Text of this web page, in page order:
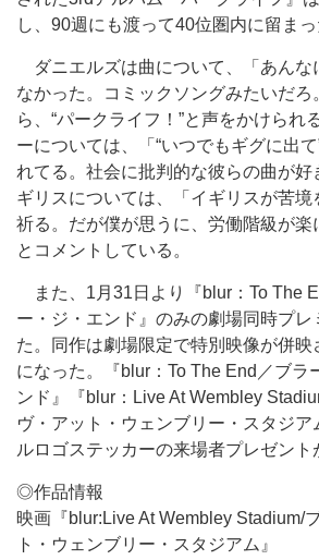
し、90週にも渡って40位圏内に留まっ
ダニエルズは曲について、「あんな
なかった。コミックソングみたいだろ
ら、“パークライフ！”と声をかけられ
ーについては、「“いつでもギグに出
れてる。社会に批判的な彼らの曲が好
ギリスについては、「イギリスが苦境
祈る。だが僕が思うに、労働階級が楽
とコメントしている。
また、1月31日より『blur：To The
ー・ジ・エンド』のみの劇場同時プレ
た。同作は劇場限定で特別映像が併
になった。『blur：To The End／ブラ
ンド』『blur：Live At Wembley
ヴ・アット・ウェンブリー・スタジ
ルロゴステッカーの来場者プレゼント
◎作品情報
映画『blur:Live At Wembley Stadium/
ト・ウェンブリー・スタジアム』